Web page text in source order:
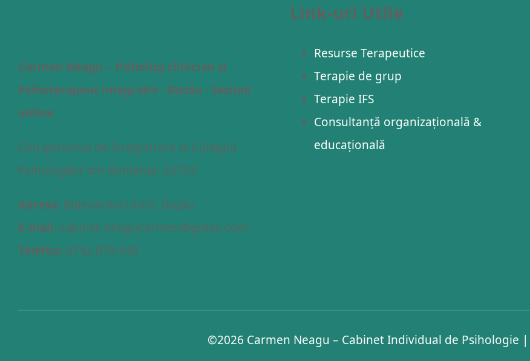
Carmen Neagu – Psiholog clinician și
Psihoterapeut integrativ · Buzău · Sesiuni
online
Cod personal de înregistrare la Colegiul
Psihologilor din România: 25753
Adresa: Bulevardul Unirii, Buzau
E-mail: cabinet.neagucarmen@gmail.com
Telefon: 0742 079 449
Link-uri Utile
Resurse Terapeutice
Terapie de grup
Terapie IFS
Consultanță organizațională &
educațională
©2026 Carmen Neagu – Cabinet Individual de Psihologie |